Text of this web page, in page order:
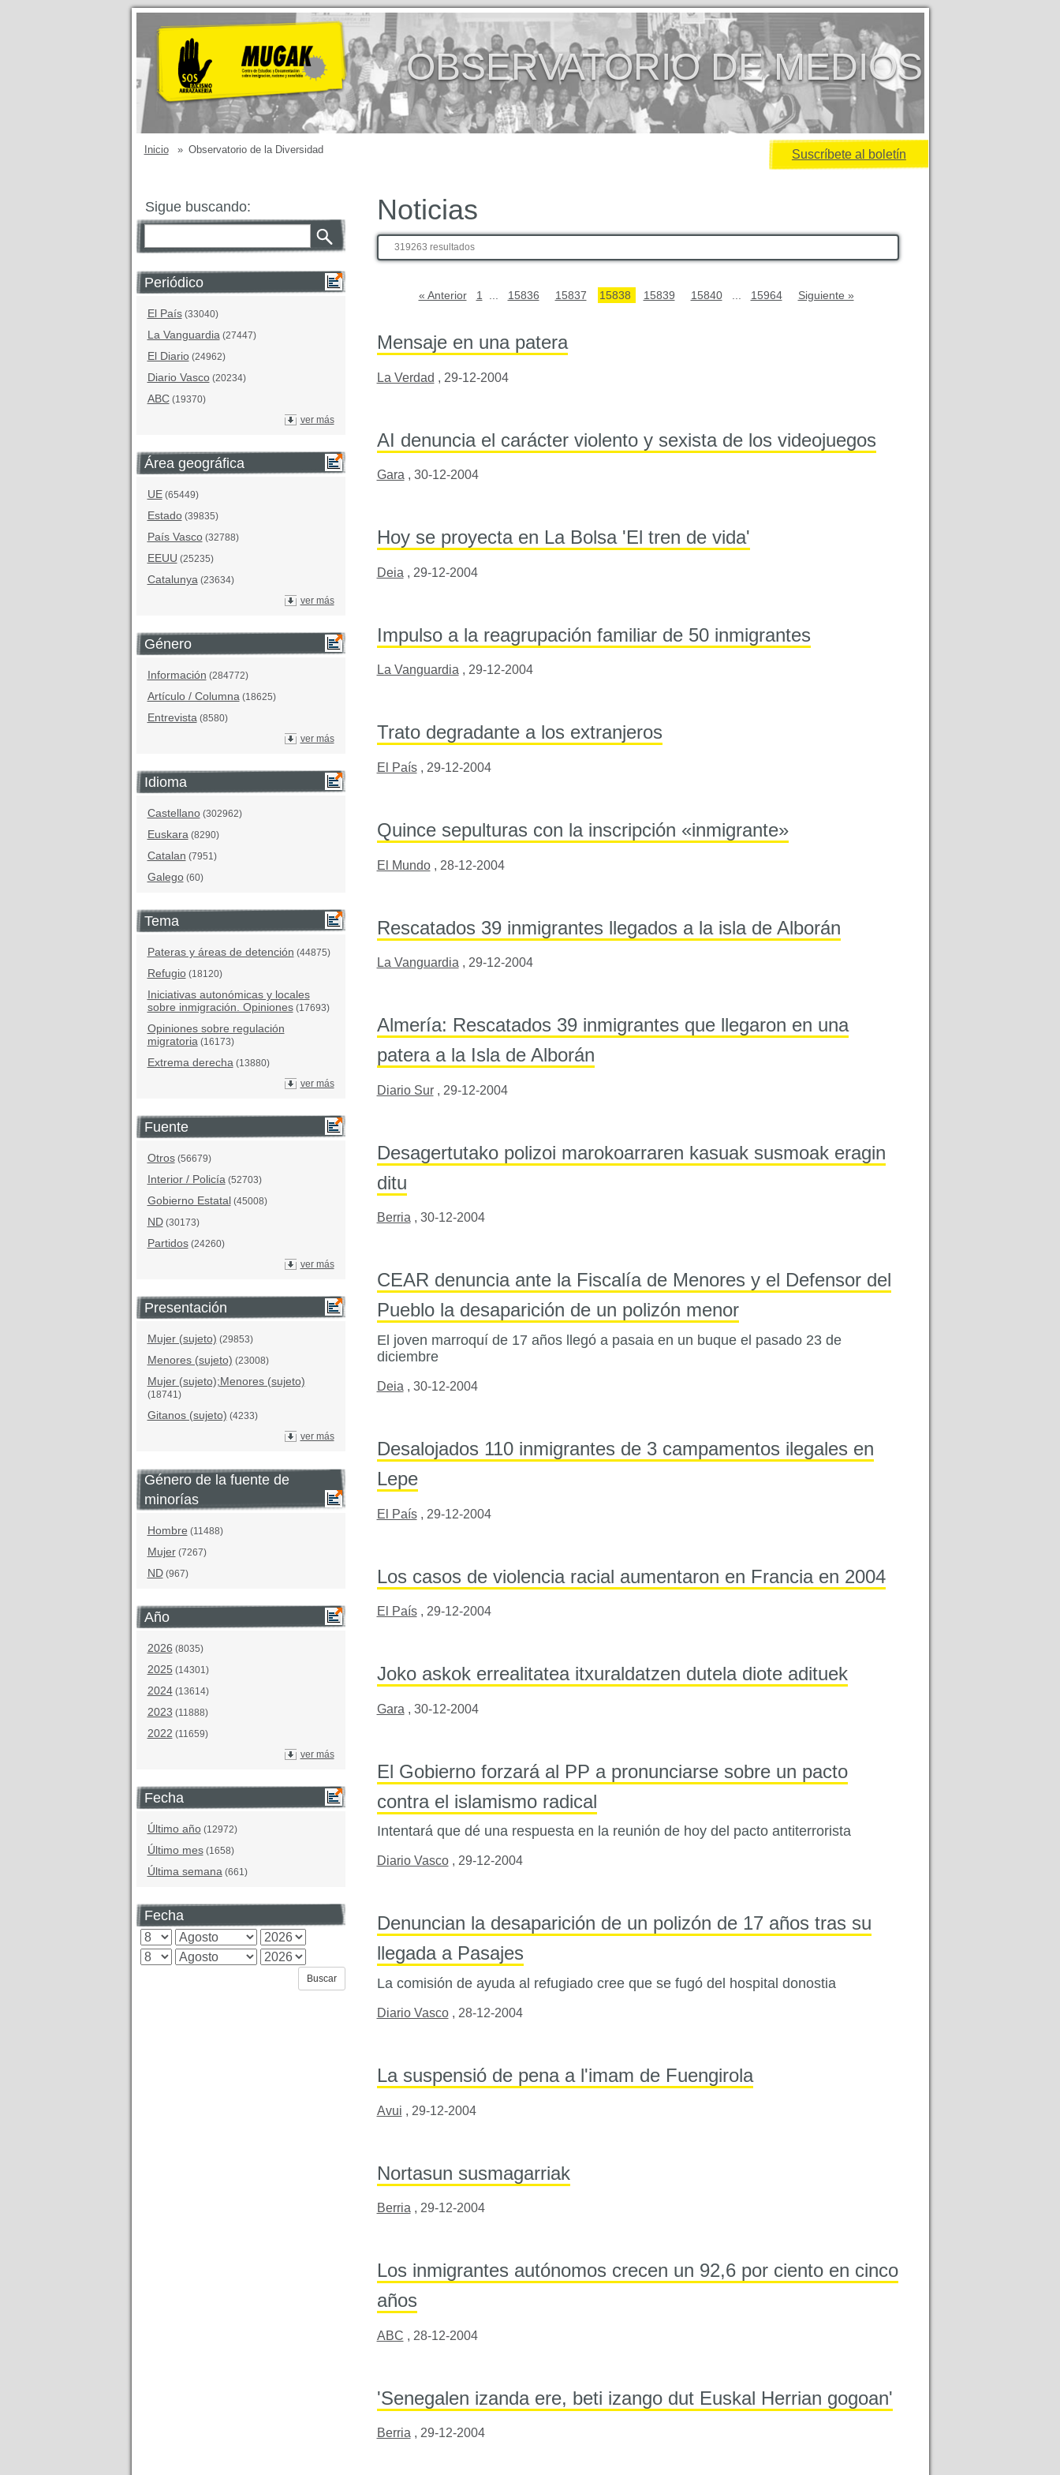
OBSERVATORIO DE MEDIOS
Inicio » Observatorio de la Diversidad Suscríbete al boletín
Sigue buscando:
Periódico
El País(33040)
La Vanguardia(27447)
El Diario(24962)
Diario Vasco(20234)
ABC(19370)
ver más
Área geográfica
UE(65449)
Estado(39835)
País Vasco(32788)
EEUU (25235)
Catalunya(23634)
ver más
Género
Información (284772)
Artículo / Columna(18625)
Entrevista(8580)
ver más
Idioma
Castellano(302962)
Euskara(8290)
Catalan (7951)
Galego(60)
Tema
Pateras y áreas de detención (44875)
Refugio(18120)
Iniciativas autonómicas y locales
sobre inmigración. Opiniones(17693)
Opiniones sobre regulación
migratoria(16173)
Extrema derecha(13880)
ver más
Fuente
Otros(56679)
Interior / Policía(52703)
Gobierno Estatal (45008)
ND(30173)
Partidos(24260)
ver más
Presentación
Mujer (sujeto) (29853)
Menores (sujeto) (23008)
Mujer (sujeto);Menores (sujeto)
(18741)
Gitanos (sujeto) (4233)
ver más
Género de la fuente de
minorías
Hombre (11488)
Mujer(7267)
ND(967)
Año
2026 (8035)
2025 (14301)
2024(13614)
2023 (11888)
2022 (11659)
ver más
Fecha
Último año(12972)
Último mes(1658)
Última semana(661)
Fecha
Noticias
319263 resultados
« Anterior 1 15836 15837 15838 15839 15840 15964 Siguiente »
Mensaje en una patera
La Verdad , 29-12-2004
AI denuncia el carácter violento y sexista de los videojuegos
Gara , 30-12-2004
Hoy se proyecta en La Bolsa 'El tren de vida'
Deia , 29-12-2004
Impulso a la reagrupación familiar de 50 inmigrantes
La Vanguardia , 29-12-2004
Trato degradante a los extranjeros
El País , 29-12-2004
Quince sepulturas con la inscripción «inmigrante»
El Mundo , 28-12-2004
Rescatados 39 inmigrantes llegados a la isla de Alborán
La Vanguardia , 29-12-2004
Almería: Rescatados 39 inmigrantes que llegaron en una
patera a la Isla de Alborán
Diario Sur , 29-12-2004
Desagertutako polizoi marokoarraren kasuak susmoak eragin
ditu
Berria , 30-12-2004
CEAR denuncia ante la Fiscalía de Menores y el Defensor del
Pueblo la desaparición de un polizón menor
El joven marroquí de 17 años llegó a pasaia en un buque el pasado 23 de
diciembre
Deia , 30-12-2004
Desalojados 110 inmigrantes de 3 campamentos ilegales en
Lepe
El País , 29-12-2004
Los casos de violencia racial aumentaron en Francia en 2004
El País , 29-12-2004
Joko askok errealitatea itxuraldatzen dutela diote adituek
Gara , 30-12-2004
El Gobierno forzará al PP a pronunciarse sobre un pacto
contra el islamismo radical
Intentará que dé una respuesta en la reunión de hoy del pacto antiterrorista
Diario Vasco , 29-12-2004
Denuncian la desaparición de un polizón de 17 años tras su
llegada a Pasajes
La comisión de ayuda al refugiado cree que se fugó del hospital donostia
Diario Vasco , 28-12-2004
La suspensió de pena a l'imam de Fuengirola
Avui , 29-12-2004
Nortasun susmagarriak
Berria , 29-12-2004
Los inmigrantes autónomos crecen un 92,6 por ciento en cinco
años
ABC , 28-12-2004
'Senegalen izanda ere, beti izango dut Euskal Herrian gogoan'
Berria , 29-12-2004